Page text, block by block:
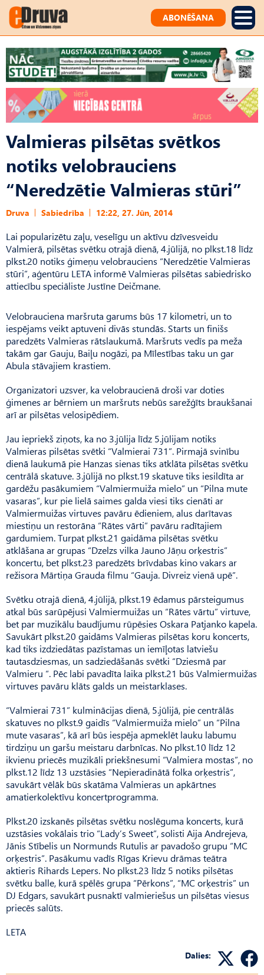
ABONĒŠANA
Valmieras pilsētas svētkos
notiks velobrauciens
“Neredzētie Valmieras stūri”
Druva Sabiedrība 12:22, 27. Jūn, 2014
Lai popularizētu zaļu, veselīgu un aktīvu dzīvesveidu
Valmierā, pilsētas svētku otrajā dienā, 4.jūlijā, no plkst.18 līdz
plkst.20 notiks ģimeņu velobrauciens “Neredzētie Valmieras
stūri”, aģentūru LETA informē Valmieras pilsētas sabiedrisko
attiecību speciāliste Justīne Deičmane.
Velobrauciena maršruta garums būs 17 kilometri, un to
iespējams veikt aptuveni divās stundās. Starts un finišs
paredzēts Valmieras rātslaukumā. Maršruts vedīs pa meža
takām gar Gauju, Baiļu nogāzi, pa Mīlestības taku un gar
Abula stāvajiem krastiem.
Organizatori uzsver, ka velobraucienā droši var doties
ģimenes ar bērniem un maršruts nebūs sarežģīts braukšanai
arī ar pilsētas velosipēdiem.
Jau iepriekš ziņots, ka no 3.jūlija līdz 5.jūlijam notiks
Valmieras pilsētas svētki “Valmierai 731”. Pirmajā svinību
dienā laukumā pie Hanzas sienas tiks atklāta pilsētas svētku
centrālā skatuve. 3.jūlijā no plkst.19 skatuve tiks iesildīta ar
gardēžu pasākumiem “Valmiermuiža mielo” un “Pilna mute
vasaras”, kur pie lielā saimes galda viesi tiks cienāti ar
Valmiermuižas virtuves pavāru ēdieniem, alus darītavas
miestiņu un restorāna “Rātes vārti” pavāru radītajiem
gardumiem. Turpat plkst.21 gaidāma pilsētas svētku
atklāšana ar grupas “Dzelzs vilka Jauno Jāņu orķestris”
koncertu, bet plkst.23 paredzēts brīvdabas kino vakars ar
režisora Mārtiņa Grauda filmu “Gauja. Divreiz vienā upē”.
Svētku otrajā dienā, 4.jūlijā, plkst.19 ēdamus pārsteigumus
atkal būs sarūpējusi Valmiermuižas un “Rātes vārtu” virtuve,
bet par muzikālu baudījumu rūpēsies Oskara Patjanko kapela.
Savukārt plkst.20 gaidāms Valmieras pilsētas koru koncerts,
kad tiks izdziedātas pazīstamas un iemīļotas latviešu
tautasdziesmas, un sadziedāšanās svētki “Dziesmā par
Valmieru “. Pēc labi pavadīta laika plkst.21 būs Valmiermuižas
virtuves pavāru klāts galds un meistarklases.
“Valmierai 731” kulminācijas dienā, 5.jūlijā, pie centrālās
skatuves no plkst.9 gaidīs “Valmiermuiža mielo” un “Pilna
mute vasaras”, kā arī būs iespēja apmeklēt lauku labumu
tirdziņu un garšu meistaru darbnīcas. No plkst.10 līdz 12
ikvienu priecēs muzikāli priekšnesumi “Valmiera mostas”, no
plkst.12 līdz 13 uzstāsies “Nepieradinātā folka orķestris”,
savukārt vēlāk būs skatāma Valmieras un apkārtnes
amatierkolektīvu koncertprogramma.
Plkst.20 izskanēs pilsētas svētku noslēguma koncerts, kurā
uzstāsies vokālais trio “Lady’s Sweet”, solisti Aija Andrejeva,
Jānis Stībelis un Normunds Rutulis ar pavadošo grupu “MC
orķestris”. Pasākumu vadīs Rīgas Krievu drāmas teātra
aktieris Rihards Lepers. No plkst.23 līdz 5 notiks pilsētas
svētku balle, kurā spēlēs grupa “Pērkons”, “MC orķestris” un
DJ Edgars, savukārt pusnaktī valmieriešus un pilsētas viesus
priecēs salūts.
LETA
Dalies: